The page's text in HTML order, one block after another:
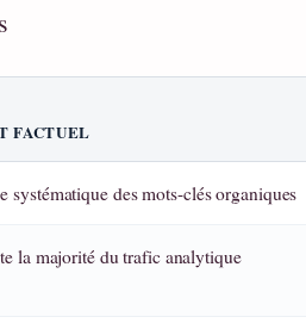
FACTUEL
systématique des mots-clés organiques
la majorité du trafic analytique